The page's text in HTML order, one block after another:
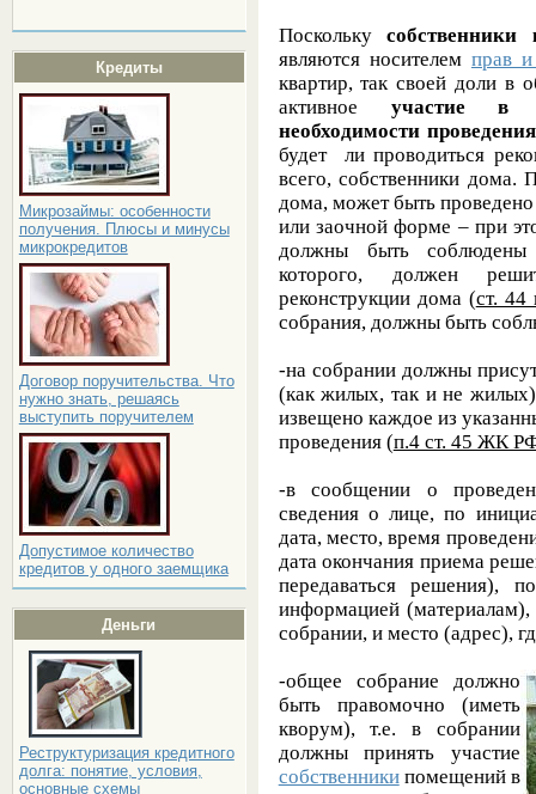
Кредиты
Микрозаймы: особенности
получения. Плюсы и минусы
микрокредитов
Договор поручительства. Что
нужно знать, решаясь
выступить поручителем
Допустимое количество
кредитов у одного заемщика
Деньги
Реструктуризация кредитного
долга: понятие, условия,
основные схемы
Поскольку
являются носителем прав
квартир, так своей доли
активное участие в
необходимости
будет ли проводиться
всего, собственники дома.
дома, может быть
или заочной форме – при
должны быть соблюдены
которого, должен
реконструкции дома (ст.
собрания, должны быть
-на собрании должны
(как жилых, так и не
извещено каждое из
проведения (п.4 ст. 45 ЖК
-в сообщении о
сведения о лице, по
дата, место, время
дата окончания приема
передаваться решения),
информацией (материалам),
собрании, и место (адрес),
-общее собрание должно
быть правомочно (иметь
кворум), т.е. в собрании
должны принять участие
собственникипомещений в